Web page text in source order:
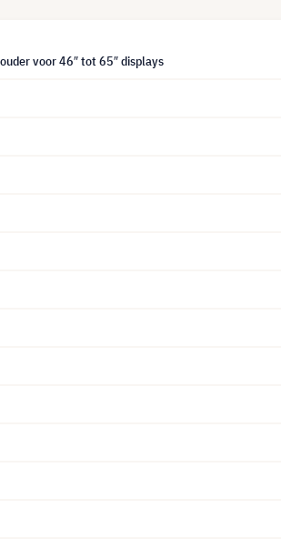
voor 46″ tot 65″ displays